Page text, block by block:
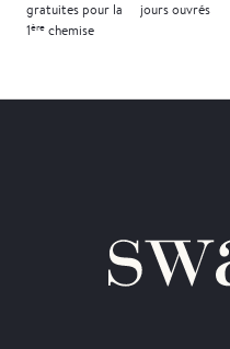
gratuites pour la
1ère chemise
jours ouvrés